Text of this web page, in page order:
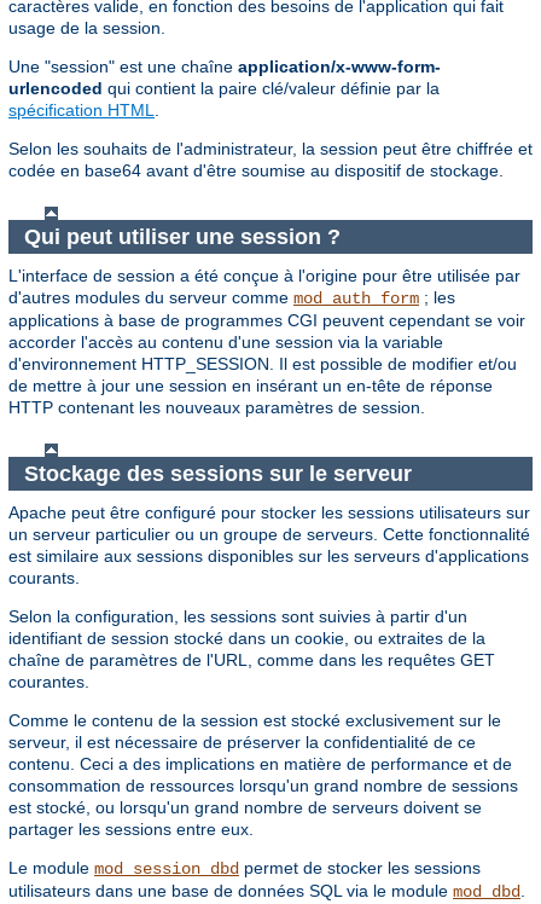
caractères valide, en fonction des besoins de l'application qui fait
usage de la session.
Une "session" est une chaîne application/x-www-form-
urlencoded qui contient la paire clé/valeur définie par la
spécification HTML
Selon les souhaits de l'administrateur, la session peut être chiffrée et
codée en base64 avant d'être soumise au dispositif de stockage.
Qui peut utiliser une session ?
L'interface de session a été conçue à l'origine pour être utilisée par
d'autres modules du serveur comme mod_auth_form ; les
applications à base de programmes CGI peuvent cependant se voir
accorder l'accès au contenu d'une session via la variable
d'environnement HTTP_SESSION. Il est possible de modifier et/ou
de mettre à jour une session en insérant un en-tête de réponse
HTTP contenant les nouveaux paramètres de session.
Stockage des sessions sur le serveur
Apache peut être configuré pour stocker les sessions utilisateurs sur
un serveur particulier ou un groupe de serveurs. Cette fonctionnalité
est similaire aux sessions disponibles sur les serveurs d'applications
courants.
Selon la configuration, les sessions sont suivies à partir d'un
identifiant de session stocké dans un cookie, ou extraites de la
chaîne de paramètres de l'URL, comme dans les requêtes GET
courantes.
Comme le contenu de la session est stocké exclusivement sur le
serveur, il est nécessaire de préserver la confidentialité de ce
contenu. Ceci a des implications en matière de performance et de
consommation de ressources lorsqu'un grand nombre de sessions
est stocké, ou lorsqu'un grand nombre de serveurs doivent se
partager les sessions entre eux.
Le module mod_session_dbd permet de stocker les sessions
utilisateurs dans une base de données SQL via le module mod_dbd.